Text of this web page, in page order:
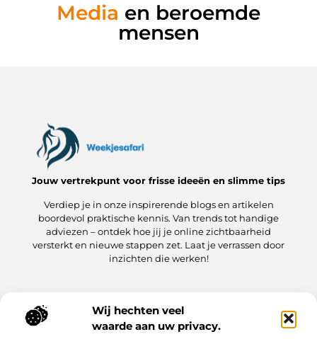
Wij hechten veel
waarde aan uw privacy.
Media en beroemde
mensen
Jouw vertrekpunt voor frisse ideeën en slimme tips
Verdiep je in onze inspirerende blogs en artikelen
boordevol praktische kennis. Van trends tot handige
adviezen – ontdek hoe jij je online zichtbaarheid
versterkt en nieuwe stappen zet. Laat je verrassen door
inzichten die werken!
Onze informatie